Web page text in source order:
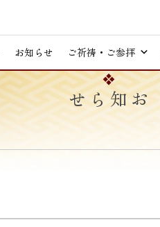
お知らせ ご祈祷・ご参拝
お知らせ